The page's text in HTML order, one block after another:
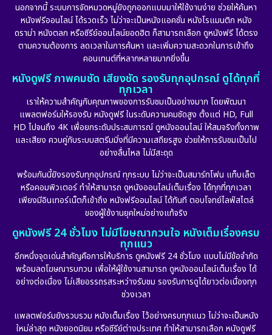
นอกจากนี้ ระบบการจัดหมวดหมู่ยังถูกออกแบบมาให้ใช้งานง่าย ช่วยให้ค้นหา
หนังฟรีออนไลน์ ได้รวดเร็ว ไม่ว่าจะเป็นหนังแอคชั่น หนังโรแมนติก หนัง
ดราม่า หนังตลก หรือซีรีย์ออนไลน์ยอดฮิต ก็สามารถเลือก ดูหนังฟรี ได้ตรง
ตามความต้องการ ลดเวลาในการค้นหา และเพิ่มความสะดวกในการเข้าถึง
คอนเทนต์ที่หลากหลายมากยิ่งขึ้น
หนังดูฟรี ภาพคมชัด เสียงชัด รองรับทุกอุปกรณ์ ดูได้ทุกที่
ทุกเวลา
เราให้ความสำคัญกับคุณภาพของการรับชมเป็นอย่างมาก โดยพัฒนา
แพลตฟอร์มให้รองรับ หนังดูฟรี ในระดับความคมชัดสูง ตั้งแต่ HD, Full
HD ไปจนถึง 4K เพื่อยกระดับประสบการณ์ ดูหนังออนไลน์ ให้สมจริงทั้งภาพ
และเสียง ควบคู่กับระบบสตรีมมิ่งที่มีความเสถียรสูง ช่วยให้การรับชมเป็นไป
อย่างลื่นไหล ไม่มีสะดุด
พร้อมกันนี้ยังรองรับทุกอุปกรณ์ ทุกระบบ ไม่ว่าจะเป็นสมาร์ทโฟน แท็บเล็ต
หรือคอมพิวเตอร์ ทำให้สามารถ ดูหนังออนไลน์เต็มเรื่อง ได้ทุกที่ทุกเวลา
เพียงมีอินเทอร์เน็ตก็เข้าถึง หนังฟรีออนไลน์ ได้ทันที ตอบโจทย์ไลฟ์สไตล์
ของผู้ใช้งานยุคใหม่อย่างแท้จริง
ดูหนังฟรี 24 ชั่วโมง ไม่มีโฆษณากวนใจ หนังเต็มเรื่องครบ
ทุกแนว
อีกหนึ่งจุดเด่นสำคัญคือการให้บริการ ดูหนังฟรี 24 ชั่วโมง แบบไม่มีข้อจำกัด
พร้อมลดโฆษณารบกวน เพื่อให้ผู้ใช้งานสามารถ ดูหนังออนไลน์เต็มเรื่อง ได้
อย่างต่อเนื่อง ไม่เสียอรรถรสระหว่างรับชม รองรับการดูได้ยาวต่อเนื่องทุก
ช่วงเวลา
แพลตฟอร์มยังรวบรวม หนังเต็มเรื่อง ไว้อย่างครบทุกแนว ไม่ว่าจะเป็นหนัง
ใหม่ล่าสุด หนังยอดนิยม หรือซีรีย์ต่างประเทศ ทำให้สามารถเลือก หนังดูฟรี